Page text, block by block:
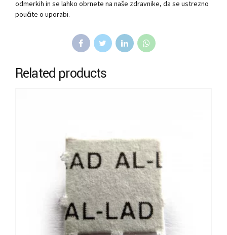
odmerkih in se lahko obrnete na naše zdravnike, da se ustrezno
poučite o uporabi.
Related products